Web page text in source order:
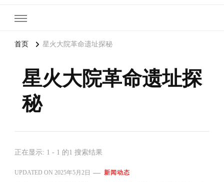
首页 星火大院革命遗址探秘
星火大院革命遗址探
秘
正在显示: 1 - 1 的1 搜索结果
UPDATED ON 2025年5月2日 新闻动态